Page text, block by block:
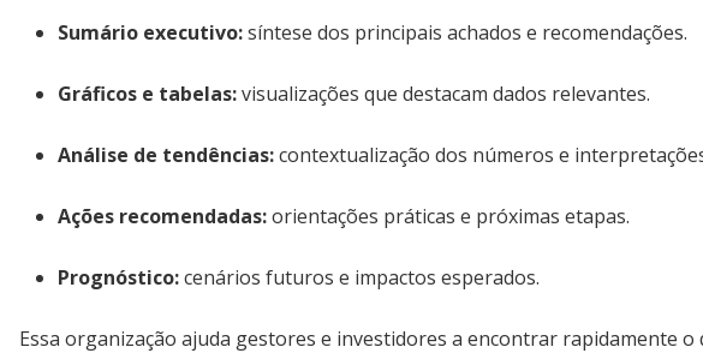
Sumário executivo:síntese dos principais achados e recomendações.
Gráficos e tabelas:visualizações que destacam dados relevantes.
Análise de tendências:contextualização dos números e
Ações recomendadas:orientações práticas e próximas etapas.
Prognóstico:cenários futuros e impactos esperados.
Essa organização ajuda gestores e investidores a encontrar rapidamente